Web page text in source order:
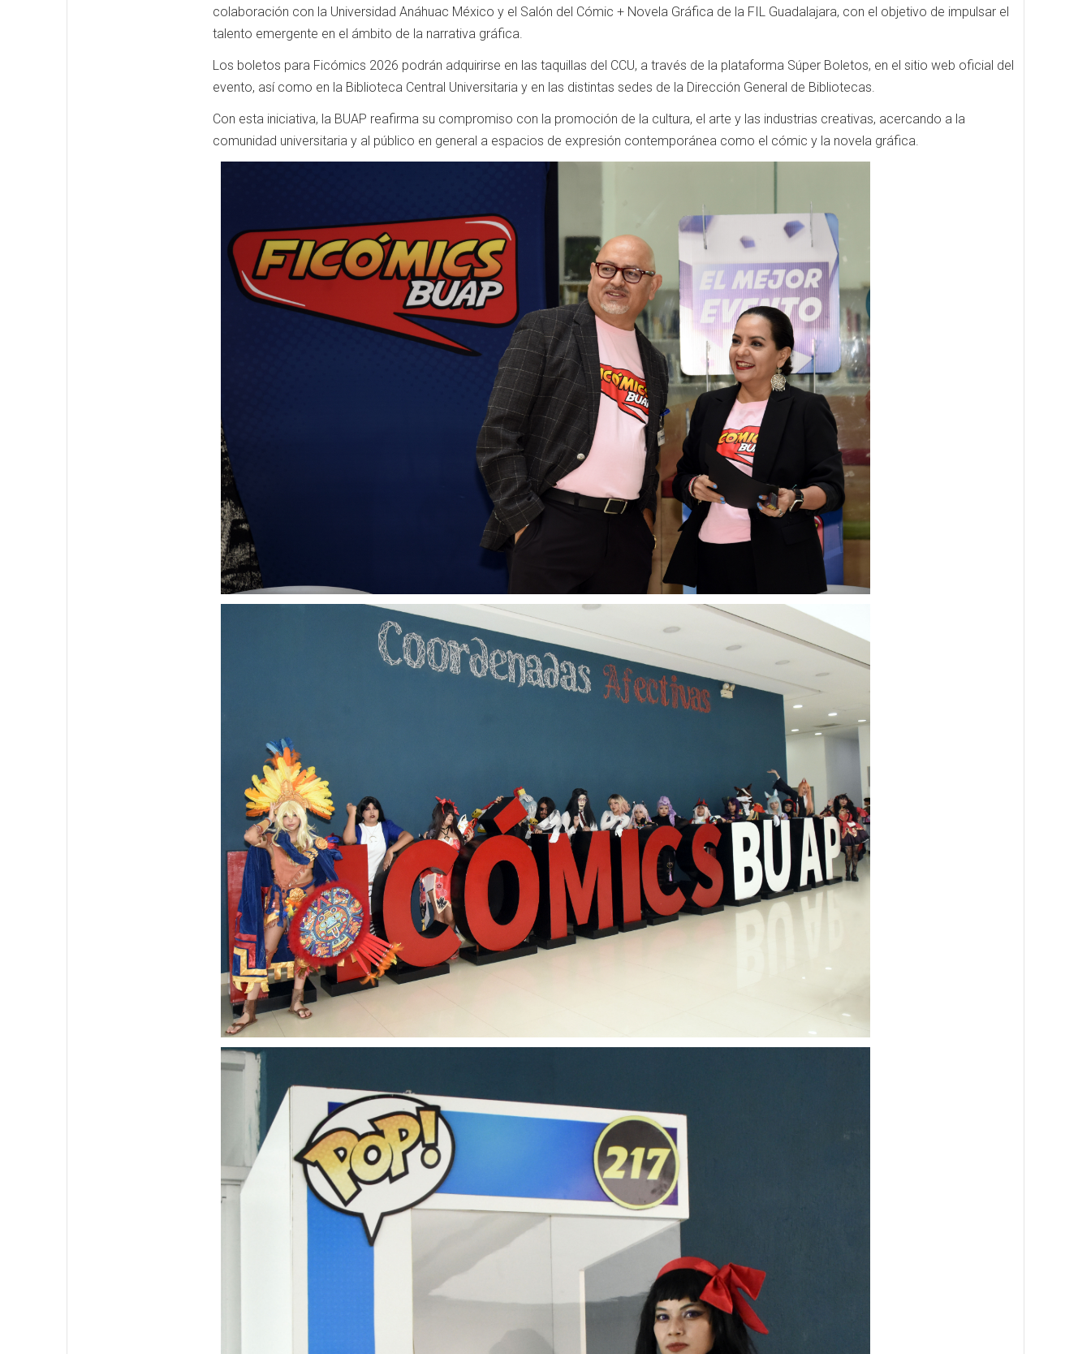
colaboración con la Universidad Anáhuac México y el Salón del Cómic + Novela Gráfica de la FIL Guadalajara, con el objetivo de impulsar el
talento emergente en el ámbito de la narrativa gráfica.
Los boletos para Ficómics 2026 podrán adquirirse en las taquillas del CCU, a través de la plataforma Súper Boletos, en el sitio web oficial del
evento, así como en la Biblioteca Central Universitaria y en las distintas sedes de la Dirección General de Bibliotecas.
Con esta iniciativa, la BUAP reafirma su compromiso con la promoción de la cultura, el arte y las industrias creativas, acercando a la
comunidad universitaria y al público en general a espacios de expresión contemporánea como el cómic y la novela gráfica.